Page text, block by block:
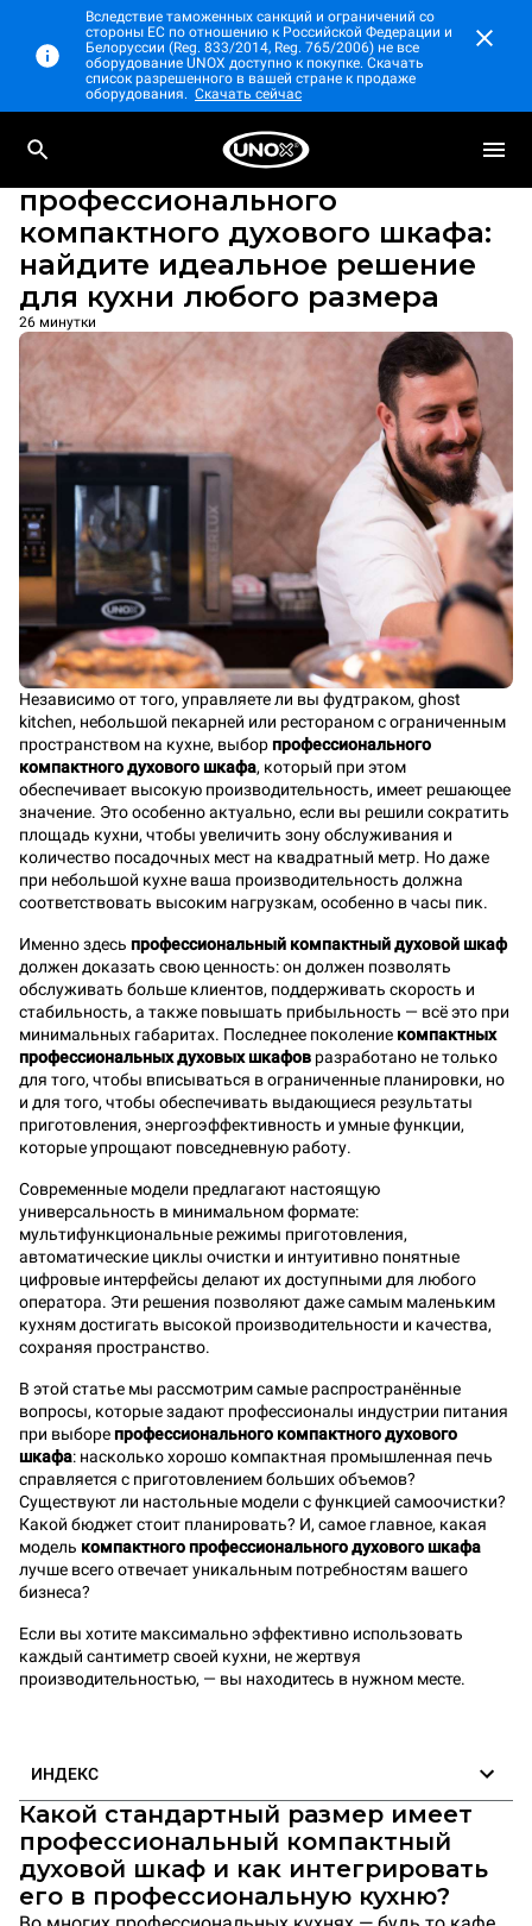
Вследствие таможенных санкций и ограничений со
стороны ЕС по отношению к Российской Федерации и
Белоруссии (Reg. 833/2014, Reg. 765/2006) не все
оборудование UNOX доступно к покупке. Скачать
список разрешенного в вашей стране к продаже
оборудования. Скачать сейчас
Unox Blog
Выбор лучшего
профессионального
компактного духового шкафа:
найдите идеальное решение
для кухни любого размера
26 минутки
Независимо от того, управляете ли вы фудтраком, ghost
kitchen, небольшой пекарней или рестораном с ограниченным
пространством на кухне, выбор профессионального
компактного духового шкафа, который при этом
обеспечивает высокую производительность, имеет решающее
значение. Это особенно актуально, если вы решили сократить
площадь кухни, чтобы увеличить зону обслуживания и
количество посадочных мест на квадратный метр. Но даже
при небольшой кухне ваша производительность должна
соответствовать высоким нагрузкам, особенно в часы пик.
Именно здесь профессиональный компактный духовой шкаф
должен доказать свою ценность: он должен позволять
обслуживать больше клиентов, поддерживать скорость и
стабильность, а также повышать прибыльность — всё это при
минимальных габаритах. Последнее поколение компактных
профессиональных духовых шкафов разработано не только
для того, чтобы вписываться в ограниченные планировки, но
и для того, чтобы обеспечивать выдающиеся результаты
приготовления, энергоэффективность и умные функции,
которые упрощают повседневную работу.
Современные модели предлагают настоящую
универсальность в минимальном формате:
мультифункциональные режимы приготовления,
автоматические циклы очистки и интуитивно понятные
цифровые интерфейсы делают их доступными для любого
оператора. Эти решения позволяют даже самым маленьким
кухням достигать высокой производительности и качества,
сохраняя пространство.
В этой статье мы рассмотрим самые распространённые
вопросы, которые задают профессионалы индустрии питания
при выборе профессионального компактного духового
шкафа: насколько хорошо компактная промышленная печь
справляется с приготовлением больших объемов?
Существуют ли настольные модели с функцией самоочистки?
Какой бюджет стоит планировать? И, самое главное, какая
модель компактного профессионального духового шкафа
лучше всего отвечает уникальным потребностям вашего
бизнеса?
Если вы хотите максимально эффективно использовать
каждый сантиметр своей кухни, не жертвуя
производительностью, — вы находитесь в нужном месте.
ИНДЕКС
Какой стандартный размер имеет
профессиональный компактный
духовой шкаф и как интегрировать
его в профессиональную кухню?